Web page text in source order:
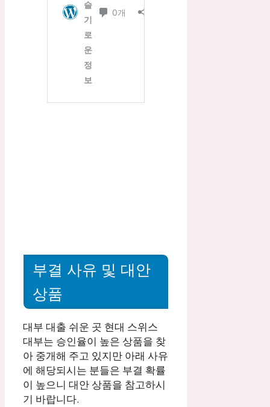
부결 사유 및 대안
상품
대부 대출 쉬운 곳 현대 스위스
대부는 승인율이 높은 상품을 찾
아 중개해 주고 있지만 아래 사유
에 해당되시는 분들은 부결 확률
이 높으니 대안 상품을 참고하시
기 바랍니다.